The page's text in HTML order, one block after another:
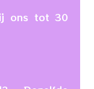
ons tot 30